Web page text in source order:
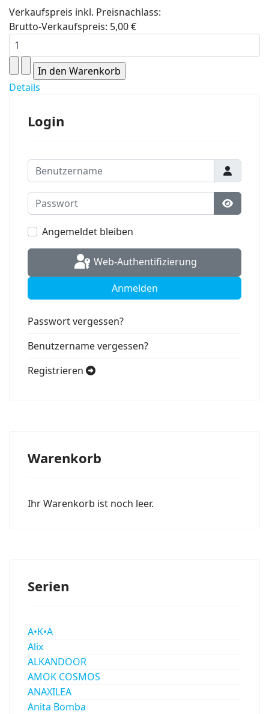
Verkaufspreis inkl. Preisnachlass:
Brutto-Verkaufspreis: 5,00 €
Details
Login
Benutzername
Passwort
Angemeldet bleiben
Web-Authentifizierung
Anmelden
Passwort vergessen?
Benutzername vergessen?
Registrieren
Warenkorb
Ihr Warenkorb ist noch leer.
Serien
A•K•A
Alix
ALKANDOOR
AMOK COSMOS
ANAXILEA
Anita Bomba